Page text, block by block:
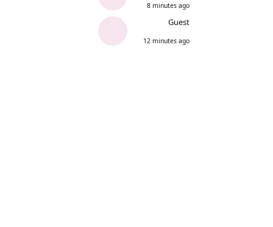
8 minutes ago
Guest
12 minutes ago